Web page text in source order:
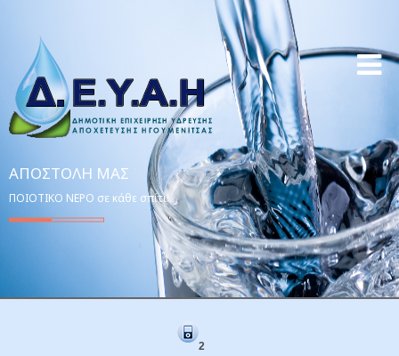
ΑΠΟΣΤΟΛΉ ΜΑΣ
ΠΟΙΟΤΙΚΟ ΝΕΡΟ σε κάθε σπίτι!
2